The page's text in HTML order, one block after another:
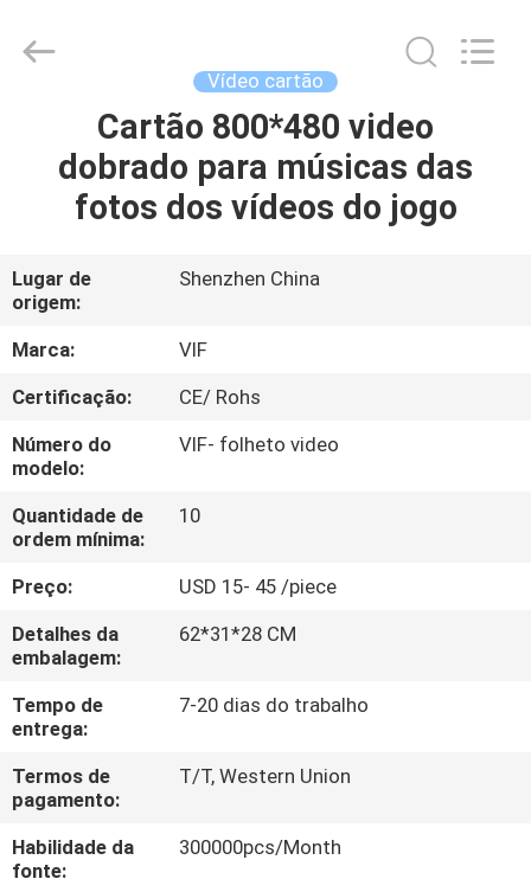
PRODUTOS
SOBRE
NÓS
EXCURSÃO
DA
FÁBRICA
CONTROLE
DA
QUALIDADE
CONTACTE-
NOS
PEÇA
UMAS
Technology
Vídeo cartão
Cartão 800*480 video
dobrado para músicas das
fotos dos vídeos do jogo
Lugar de
origem:
Shenzhen China
Marca:
VIF
Certificação:
CE/ Rohs
Número do
modelo:
VIF- folheto video
Quantidade de
ordem mínima:
10
Preço:
USD 15- 45 /piece
Detalhes da
embalagem:
62*31*28 CM
Tempo de
entrega:
7-20 dias do trabalho
Termos de
pagamento:
T/T, Western Union
Habilidade da
fonte:
300000pcs/Month